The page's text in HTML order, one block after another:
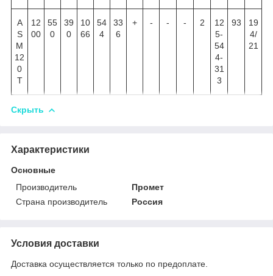
A
S
M
12
0
T
12
00
55
0
39
0
10
66
54
4
33
6
+ - - - 2
12
5-
54
4-
31
3
93
19
4/
21
Скрыть
Характеристики
Основные
Производитель
Промет
Страна производитель
Россия
Условия доставки
Доставка осуществляется только по предоплате.